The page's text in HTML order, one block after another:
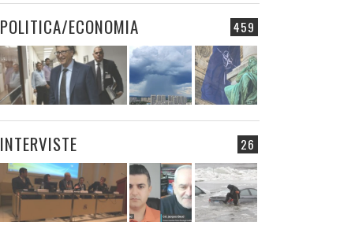
459
POLITICA/ECONOMIA
26
INTERVISTE